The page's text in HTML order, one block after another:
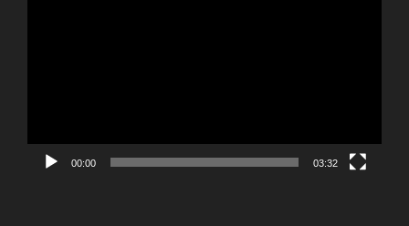
00:00 03:32